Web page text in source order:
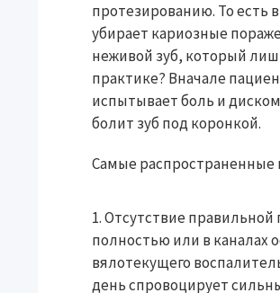
протезированию. То есть
убирает кариозные
неживой зуб, который
практике? Вначале
испытывает боль и
болит зуб под коронкой.
Самые
Отсутствие правильной
полностью или в каналах
вялотекущего
день спровоцирует